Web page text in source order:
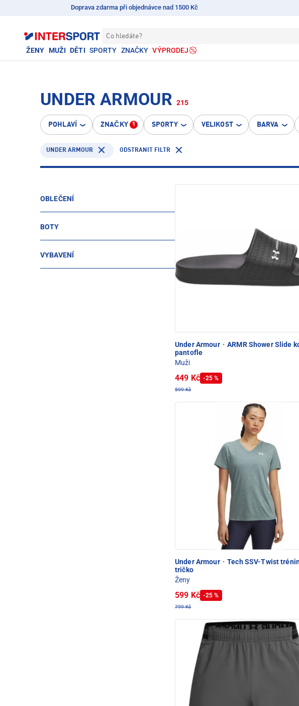
Doprava zdarma při objednávce nad 1500 Kč
Co hledáte?
ŽENY MUŽI DĚTI SPORTY ZNAČKY VÝPRODEJ
UNDER ARMOUR 215
POHLAVÍ ZNAČKY 1 SPORTY VELIKOST BARVA
UNDER ARMOUR ODSTRANIT FILTR
OBLEČENÍ
BOTY
VYBAVENÍ
Under Armour · ARMR Shower Slide
pantofle
Muži
449 Kč -25 %
599 Kč
Under Armour · Tech SSV-Twist
tričko
Ženy
599 Kč -25 %
799 Kč